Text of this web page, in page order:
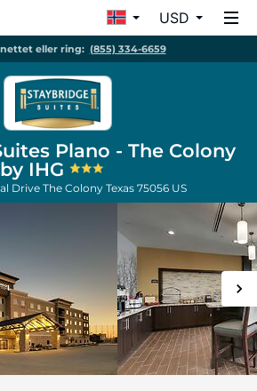
USD
eller ring: (855) 334-6659
Plano - The Colony
by IHG
Drive The Colony Texas 75056 US